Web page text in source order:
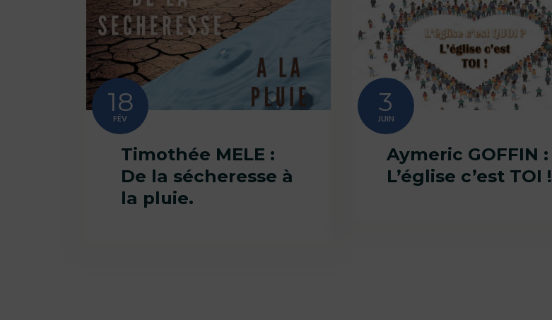
18
FÉV
Timothée MELE :
De la sécheresse à
la pluie.
3
JUIN
Aymeric GOFFIN :
L’église c’est TOI !